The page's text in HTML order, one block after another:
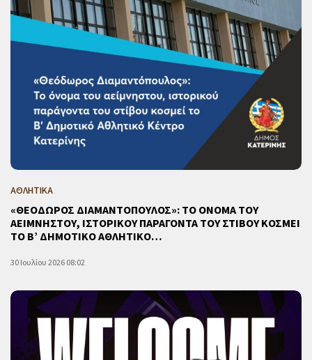
ΑΘΛΗΤΙΚΑ
«ΘΕΟΔΩΡΟΣ ΔΙΑΜΑΝΤΟΠΟΥΛΟΣ»: ΤΟ ΟΝΟΜΑ ΤΟΥ
ΑΕΙΜΝΗΣΤΟΥ, ΙΣΤΟΡΙΚΟΥ ΠΑΡΑΓΟΝΤΑ ΤΟΥ ΣΤΙΒΟΥ ΚΟΣΜΕΙ
ΤΟ Β’ ΔΗΜΟΤΙΚΟ ΑΘΛΗΤΙΚΟ…
30 Ιουλίου 2026 08:02